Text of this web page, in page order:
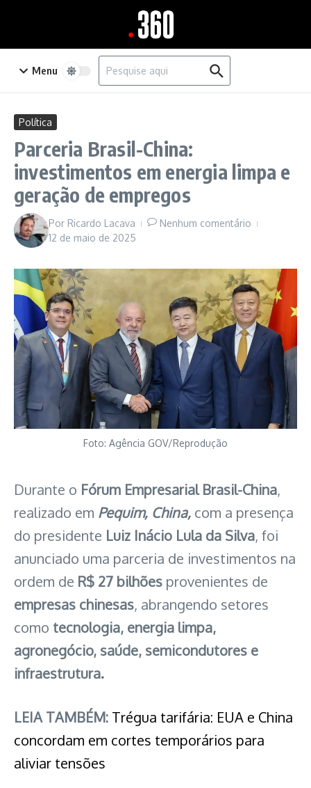
Menu
Procurar por:
Política
Parceria Brasil-China:
investimentos em energia limpa e
geração de empregos
Por Ricardo Lacava
Nenhum comentário
12 de maio de 2025
Foto: Agência GOV/Reprodução
Durante o Fórum Empresarial Brasil-China,
realizado em Pequim, China, com a presença
do presidente Luiz Inácio Lula da Silva, foi
anunciado uma parceria de investimentos na
ordem de R$ 27 bilhões provenientes de
empresas chinesas, abrangendo setores
como tecnologia, energia limpa,
agronegócio, saúde, semicondutores e
infraestrutura.
LEIA TAMBÉM: Trégua tarifária: EUA e China
concordam em cortes temporários para
aliviar tensões